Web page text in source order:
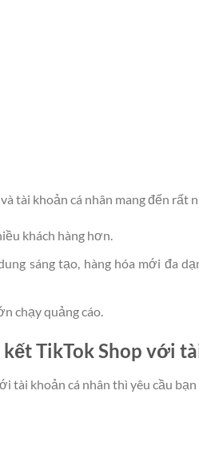
tài khoản cá nhân mang đến rất
khách hàng hơn.
sáng tạo, hàng hóa mới đa
chạy quảng cáo.
TikTok Shop với
tài khoản cá nhân thì yêu cầu bạn